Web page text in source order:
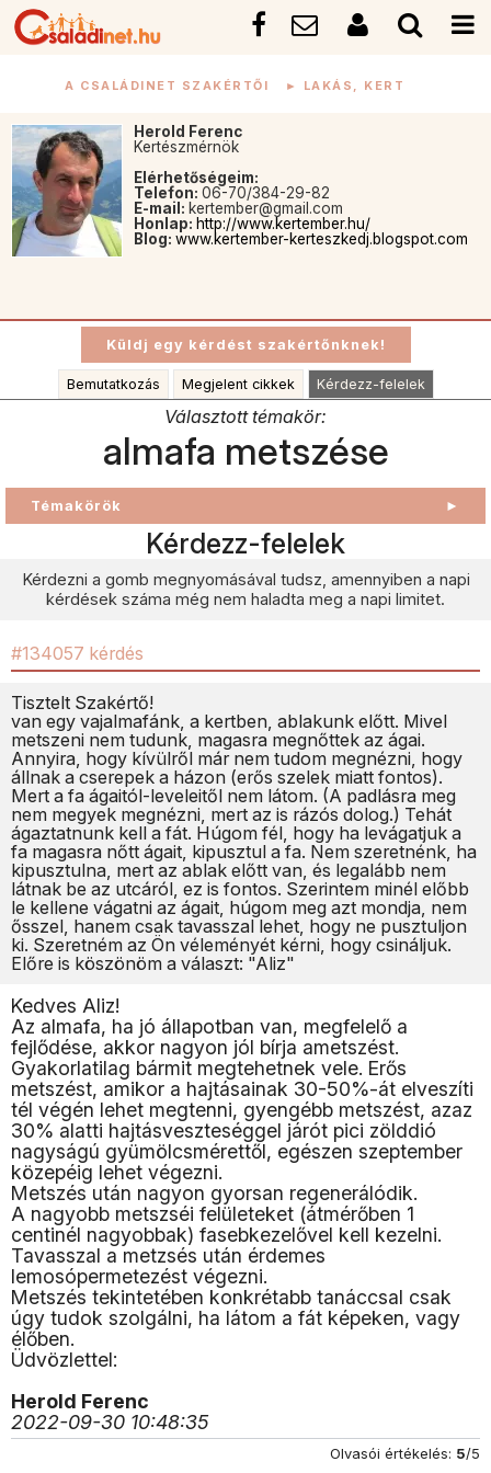
A CSALÁDINET SZAKÉRTŐI ► LAKÁS, KERT
Herold Ferenc
Kertészmérnök
Elérhetőségeim:
Telefon: 06-70/384-29-82
E-mail: kertember@gmail.com
Honlap: http://www.kertember.hu/
Blog: www.kertember-kerteszkedj.blogspot.com
Bemutatkozás Megjelent cikkek Kérdezz-felelek
Választott témakör:
almafa metszése
Témakörök ►
Kérdezz-felelek
Kérdezni a gomb megnyomásával tudsz, amennyiben a napi
kérdések száma még nem haladta meg a napi limitet.
#134057 kérdés
Tisztelt Szakértő!
van egy vajalmafánk, a kertben, ablakunk előtt. Mivel
metszeni nem tudunk, magasra megnőttek az ágai.
Annyira, hogy kívülről már nem tudom megnézni, hogy
állnak a cserepek a házon (erős szelek miatt fontos).
Mert a fa ágaitól-leveleitől nem látom. (A padlásra meg
nem megyek megnézni, mert az is rázós dolog.) Tehát
ágaztatnunk kell a fát. Húgom fél, hogy ha levágatjuk a
fa magasra nőtt ágait, kipusztul a fa. Nem szeretnénk, ha
kipusztulna, mert az ablak előtt van, és legalább nem
látnak be az utcáról, ez is fontos. Szerintem minél előbb
le kellene vágatni az ágait, húgom meg azt mondja, nem
ősszel, hanem csak tavasszal lehet, hogy ne pusztuljon
ki. Szeretném az Ön véleményét kérni, hogy csináljuk.
Előre is köszönöm a választ: "Aliz"
Kedves Aliz!
Az almafa, ha jó állapotban van, megfelelő a
fejlődése, akkor nagyon jól bírja ametszést.
Gyakorlatilag bármit megtehetnek vele. Erős
metszést, amikor a hajtásainak 30-50%-át elveszíti
tél végén lehet megtenni, gyengébb metszést, azaz
30% alatti hajtásveszteséggel járót pici zölddió
nagyságú gyümölcsmérettől, egészen szeptember
közepéig lehet végezni.
Metszés után nagyon gyorsan regenerálódik.
A nagyobb metszséi felületeket (átmérőben 1
centinél nagyobbak) fasebkezelővel kell kezelni.
Tavasszal a metzsés után érdemes
lemosópermetezést végezni.
Metszés tekintetében konkrétabb tanáccsal csak
úgy tudok szolgálni, ha látom a fát képeken, vagy
élőben.
Üdvözlettel:
Herold Ferenc
2022-09-30 10:48:35
Olvasói értékelés: 5/5